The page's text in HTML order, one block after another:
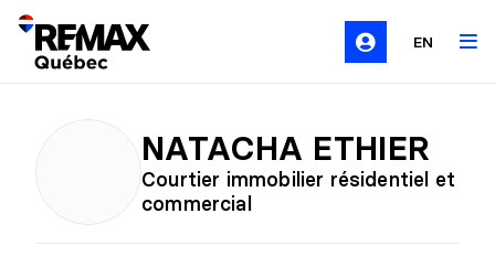
EN
NATACHA ETHIER
Courtier immobilier résidentiel et
commercial